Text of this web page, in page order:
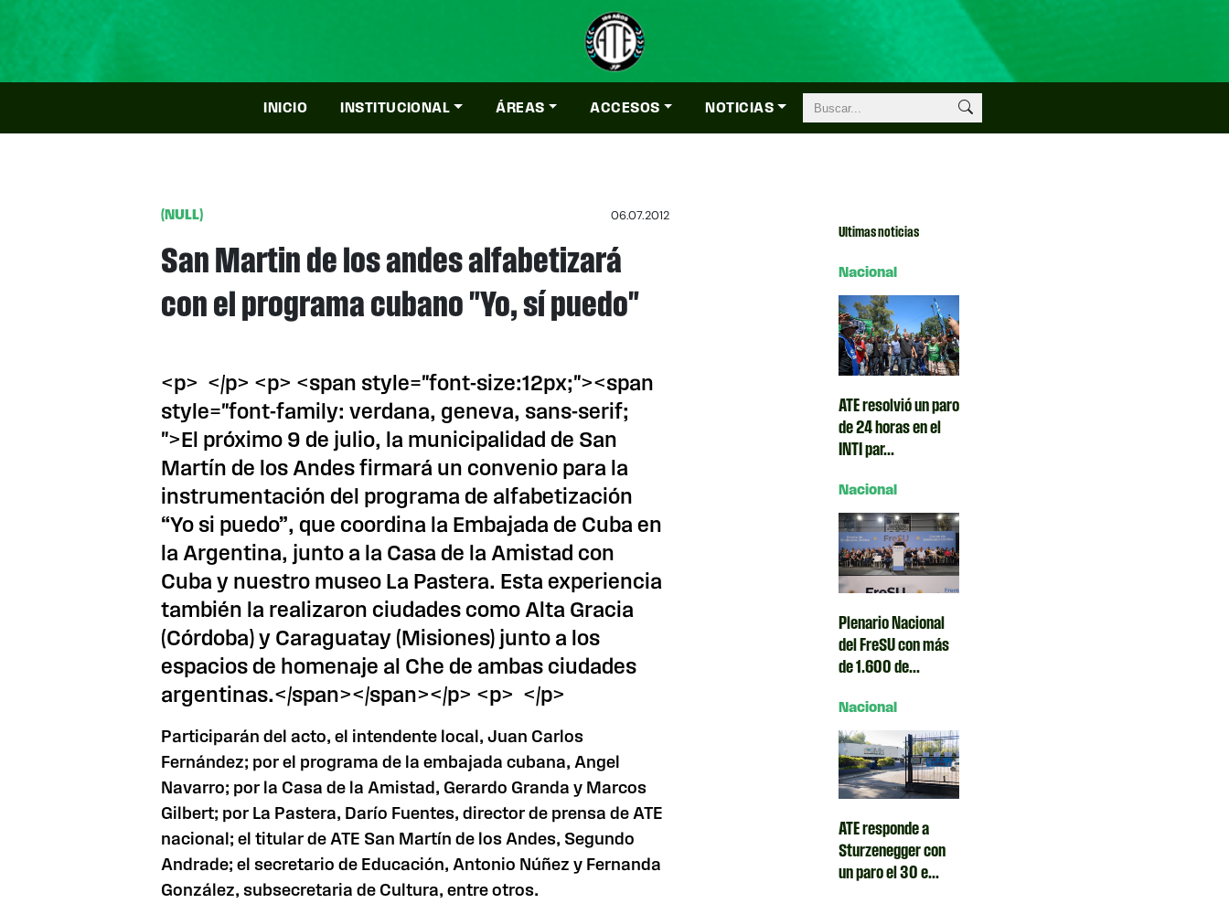
INICIO INSTITUCIONAL ÁREAS ACCESOS NOTICIAS
(NULL) 06.07.2012
San Martin de los andes alfabetizará
con el programa cubano "Yo, sí puedo"
<p> </p> <p> <span style="font-size:12px;"><span
style="font-family: verdana, geneva, sans-serif;
">El próximo 9 de julio, la municipalidad de San
Martín de los Andes firmará un convenio para la
instrumentación del programa de alfabetización
“Yo si puedo”, que coordina la Embajada de Cuba en
la Argentina, junto a la Casa de la Amistad con
Cuba y nuestro museo La Pastera. Esta experiencia
también la realizaron ciudades como Alta Gracia
(Córdoba) y Caraguatay (Misiones) junto a los
espacios de homenaje al Che de ambas ciudades
argentinas.</span></span></p> <p> </p>
Participarán del acto, el intendente local, Juan Carlos
Fernández; por el programa de la embajada cubana, Angel
Navarro; por la Casa de la Amistad, Gerardo Granda y Marcos
Gilbert; por La Pastera, Darío Fuentes, director de prensa de ATE
nacional; el titular de ATE San Martín de los Andes, Segundo
Andrade; el secretario de Educación, Antonio Núñez y Fernanda
González, subsecretaria de Cultura, entre otros.
Ultimas noticias
Nacional
ATE resolvió un paro
de 24 horas en el
INTI par...
Nacional
Plenario Nacional
del FreSU con más
de 1.600 de...
Nacional
ATE responde a
Sturzenegger con
un paro el 30 e...